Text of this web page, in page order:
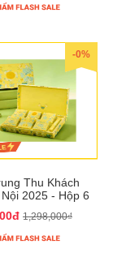
-0%
Thu Khách
2025 - Hộp 6
1,298,000₫